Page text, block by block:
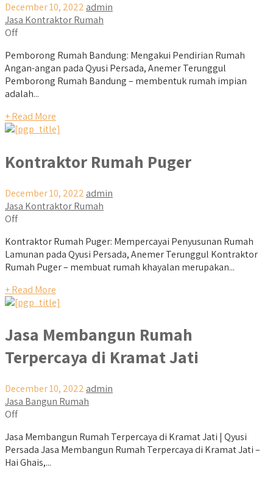
December 10, 2022 admin
Jasa Kontraktor Rumah
Off
Pemborong Rumah Bandung: Mengakui Pendirian Rumah
Angan-angan pada Qyusi Persada, Anemer Terunggul
Pemborong Rumah Bandung – membentuk rumah impian
adalah...
+ Read More
Kontraktor Rumah Puger
December 10, 2022 admin
Jasa Kontraktor Rumah
Off
Kontraktor Rumah Puger: Mempercayai Penyusunan Rumah
Lamunan pada Qyusi Persada, Anemer Terunggul Kontraktor
Rumah Puger – membuat rumah khayalan merupakan...
+ Read More
Jasa Membangun Rumah
Terpercaya di Kramat Jati
December 10, 2022 admin
Jasa Bangun Rumah
Off
Jasa Membangun Rumah Terpercaya di Kramat Jati | Qyusi
Persada Jasa Membangun Rumah Terpercaya di Kramat Jati –
Hai Ghais,...